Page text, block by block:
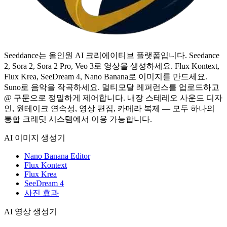
Seeddance는 올인원 AI 크리에이티브 플랫폼입니다. Seedance
2, Sora 2, Sora 2 Pro, Veo 3로 영상을 생성하세요. Flux Kontext,
Flux Krea, SeeDream 4, Nano Banana로 이미지를 만드세요.
Suno로 음악을 작곡하세요. 멀티모달 레퍼런스를 업로드하고
@ 구문으로 정밀하게 제어합니다. 내장 스테레오 사운드 디자
인, 원테이크 연속성, 영상 편집, 카메라 복제 — 모두 하나의
통합 크레딧 시스템에서 이용 가능합니다.
AI 이미지 생성기
Nano Banana Editor
Flux Kontext
Flux Krea
SeeDream 4
사진 효과
AI 영상 생성기